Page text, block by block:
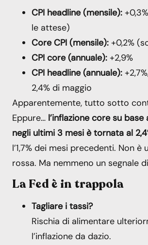
CPI headline (mensile):
le attese)
Core CPI (mensile): +0,2%
CPI core (annuale): +2,9%
CPI headline (annuale):
2,4% di maggio
Apparentemente, tutto sotto
Eppure… l’inflazione core su base
negli ultimi 3 mesi è tornata al
l’1,7% dei mesi precedenti. Non è
rossa. Ma nemmeno un segnale
La Fed è in trappola
Tagliare i tassi?
Rischia di alimentare
l’inflazione da dazio.